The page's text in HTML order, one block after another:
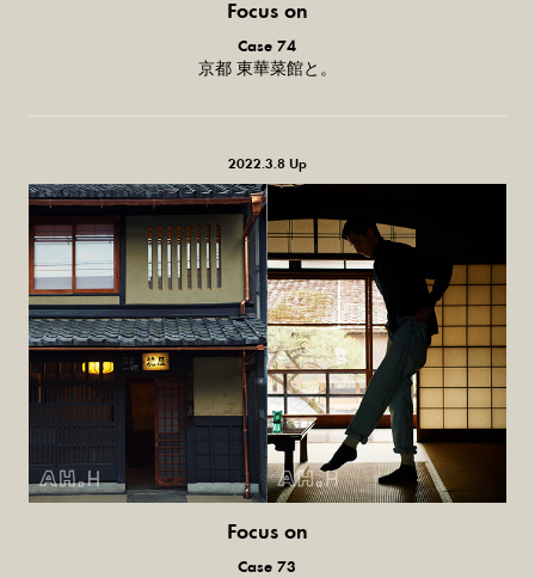
Focus on
気になる服とか人とか。
Case 74
京都 東華菜館と。
2022.3.8 Up
Focus on
気になる服とか人とか。
Case 73